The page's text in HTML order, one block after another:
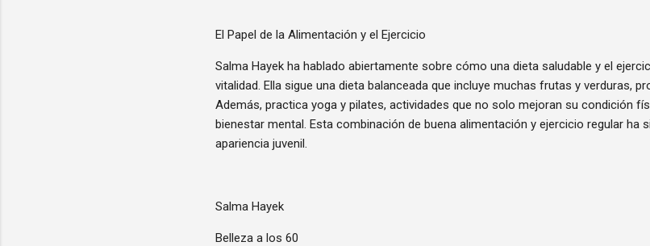
El Papel de la Alimentación y el Ejercicio
Salma Hayek ha hablado abiertamente sobre cómo una dieta saludable y el
vitalidad. Ella sigue una dieta balanceada que incluye muchas frutas y verduras,
Además, practica yoga y pilates, actividades que no solo mejoran su condición
bienestar mental. Esta combinación de buena alimentación y ejercicio regular ha
apariencia juvenil.
Salma Hayek
Belleza a los 60